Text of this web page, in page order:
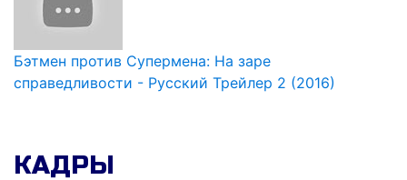
Бэтмен против Супермена: На заре
справедливости - Русский Трейлер 2 (2016)
КАДРЫ